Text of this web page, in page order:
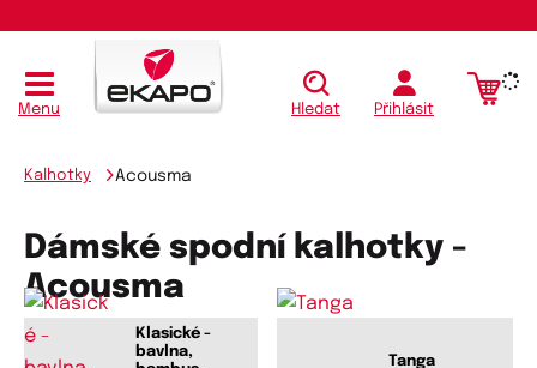
Menu Hledat Přihlásit
Kalhotky Acousma
Dámské spodní kalhotky -
Acousma
Klasické -
bavlna,
Tanga